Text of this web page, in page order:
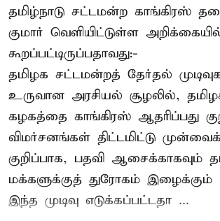
தமிழ்நாடு சட்டமன்ற காங்கிரஸ்
குமார் வெளியிட்டுள்ள
கூறப்பட்டிருப்பதாவது:-
தமிழக சட்டமன்றத் தேர்தல்
உருவான அரசியல் சூழலில்,
கழகத்தை காங்கிரஸ் ஆதரிப்பது
விமர்சனங்கள் திட்டமிட்டு
குறிப்பாக, பதவி ஆசைக்காகவும்
மக்களுக்குத் துரோகம் இழைக்கும்
இந்த முடிவு எடுக்கப்பட்டதா ...